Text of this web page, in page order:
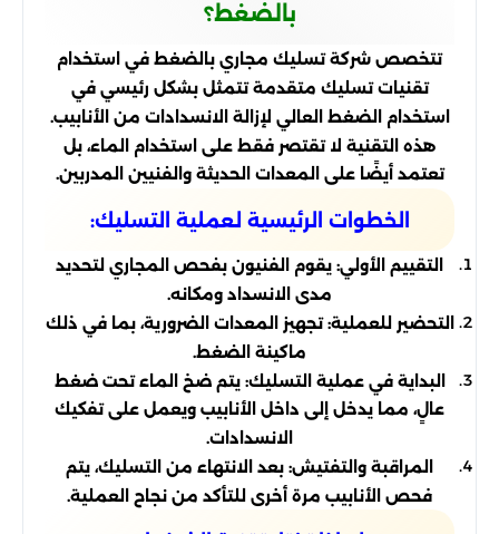
بالضغط؟
تتخصص شركة تسليك مجاري بالضغط في استخدام
تقنيات تسليك متقدمة تتمثل بشكل رئيسي في
استخدام الضغط العالي لإزالة الانسدادات من الأنابيب.
هذه التقنية لا تقتصر فقط على استخدام الماء، بل
تعتمد أيضًا على المعدات الحديثة والفنيين المدربين.
الخطوات الرئيسية لعملية التسليك:
التقييم الأولي: يقوم الفنيون بفحص المجاري لتحديد
مدى الانسداد ومكانه.
التحضير للعملية: تجهيز المعدات الضرورية، بما في ذلك
ماكينة الضغط.
البداية في عملية التسليك: يتم ضخ الماء تحت ضغط
عالٍ، مما يدخل إلى داخل الأنابيب ويعمل على تفكيك
الانسدادات.
المراقبة والتفتيش: بعد الانتهاء من التسليك، يتم
فحص الأنابيب مرة أخرى للتأكد من نجاح العملية.